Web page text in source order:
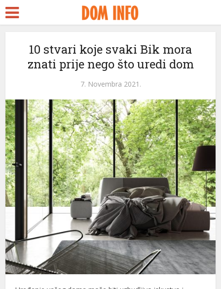
10 stvari koje svaki Bik mora
znati prije nego što uredi dom
7. Novembra 2021.